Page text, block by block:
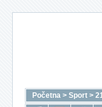
Početna > Sport >